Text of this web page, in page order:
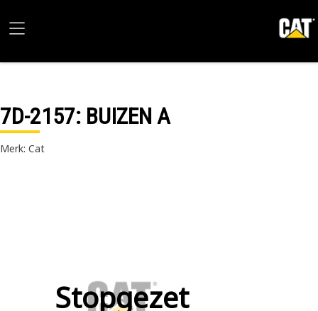
7D-2157: BUIZEN A
Merk: Cat
Stopgezet